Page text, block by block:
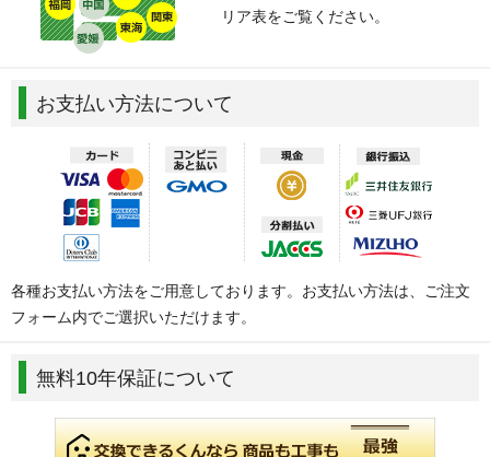
リア表をご覧ください。
お支払い方法について
各種お支払い方法をご用意しております。お支払い方法は、ご注文
フォーム内でご選択いただけます。
無料10年保証について